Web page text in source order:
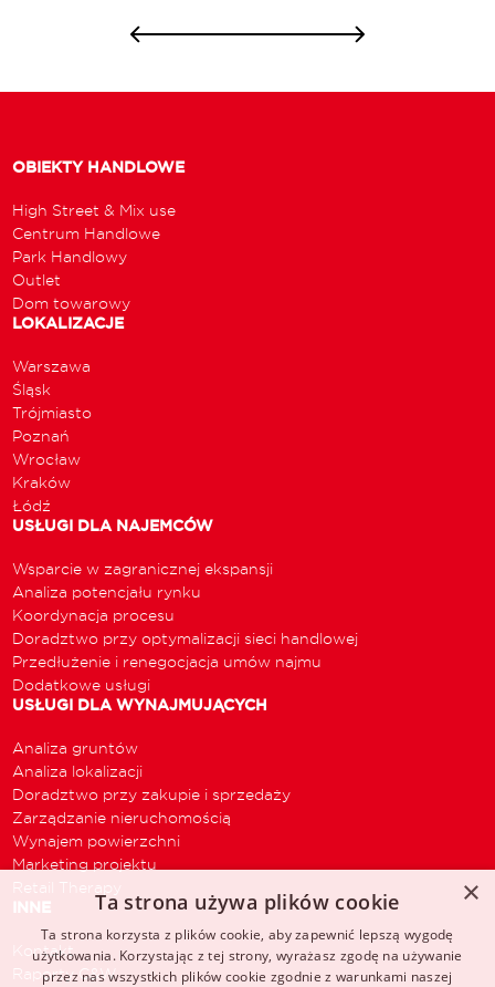
OBIEKTY HANDLOWE
High Street & Mix use
Centrum Handlowe
Park Handlowy
Outlet
Dom towarowy
LOKALIZACJE
Warszawa
Śląsk
Trójmiasto
Poznań
Wrocław
Kraków
Łódź
USŁUGI DLA NAJEMCÓW
Wsparcie w zagranicznej ekspansji
Analiza potencjału rynku
Koordynacja procesu
Doradztwo przy optymalizacji sieci handlowej
Przedłużenie i renegocjacja umów najmu
Dodatkowe usługi
USŁUGI DLA WYNAJMUJĄCYCH
Analiza gruntów
Analiza lokalizacji
Doradztwo przy zakupie i sprzedaży
Zarządzanie nieruchomością
Wynajem powierzchni
Marketing projektu
Retail Therapy
INNE
Kontakt
Raporty C&W
×
Ta strona używa plików cookie
Ta strona korzysta z plików cookie, aby zapewnić lepszą wygodę
użytkowania. Korzystając z tej strony, wyrażasz zgodę na używanie
przez nas wszystkich plików cookie zgodnie z warunkami naszej